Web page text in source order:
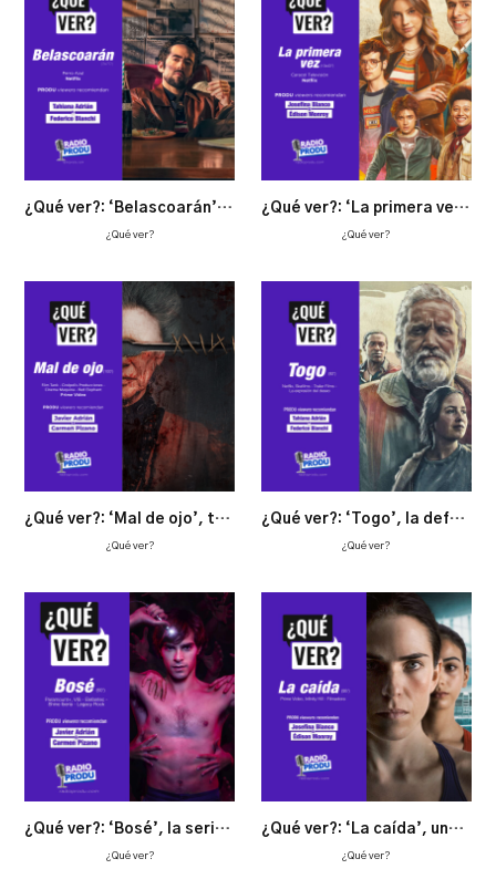
¿Qué ver?: ‘Belascoarán’ recrea el México de los 70 en la gesta de un detective rebelde
¿Qué ver?
¿Qué ver?: ‘La primera vez’, una oda a la adolescencia y los 70
¿Qué ver?
¿Qué ver?: ‘Mal de ojo’, terror exquisito
¿Qué ver?
¿Qué ver?: ‘Togo’, la defensa de tu territorio es la defensa de la vida
¿Qué ver?
¿Qué ver?: ‘Bosé’, la serie, aborda sin controversia la polémica vida de este personaje de manera magistral
¿Qué ver?
¿Qué ver?: ‘La caída’, una película que denuncia un lado oscuro del deporte
¿Qué ver?